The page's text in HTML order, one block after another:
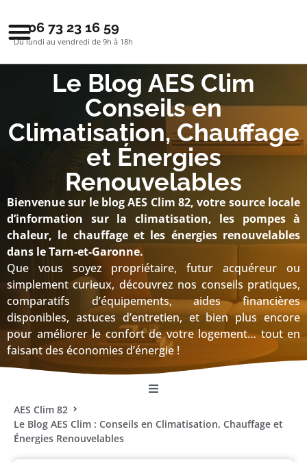
06 73 23 16 59
Du lundi au vendredi de 9h à 18h
Le Blog AES Clim
Conseils en
Climatisation, Chauffage
et Énergies
Renouvelables
Bienvenue sur le blog AES Clim 82, votre source locale
d’information sur la climatisation, les pompes à
chaleur, le chauffage et les énergies renouvelables
dans le Tarn-et-Garonne.
Que vous soyez propriétaire, futur acquéreur ou
simplement curieux, découvrez nos conseils pratiques,
comparatifs d’équipements, aides financières
disponibles, astuces d’entretien, et bien plus encore
pour améliorer le confort de votre logement… tout en
faisant des économies d’énergie !
AES Clim 82
Le Blog AES Clim : Conseils en Climatisation, Chauffage et
Énergies Renouvelables